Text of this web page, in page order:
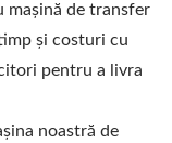
mașină de transfer
și costuri cu
pentru a livra
noastră de